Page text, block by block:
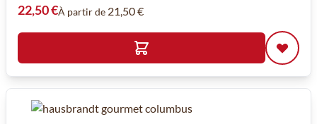
22,50 €À partir de 21,50 €